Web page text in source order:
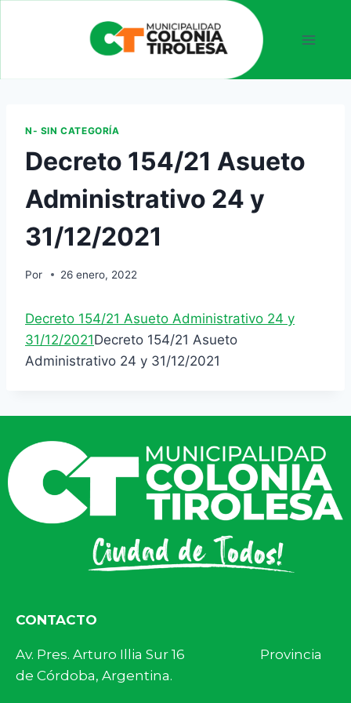
N- SIN CATEGORÍA
Decreto 154/21 Asueto
Administrativo 24 y
31/12/2021
Por 26 enero, 2022
Decreto 154/21 Asueto Administrativo 24 y
31/12/2021Decreto 154/21 Asueto
Administrativo 24 y 31/12/2021
CONTACTO
Av. Pres. Arturo Illia Sur 16 Provincia
de Córdoba, Argentina.